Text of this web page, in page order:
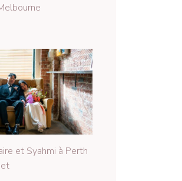
et Syahmi à Perth